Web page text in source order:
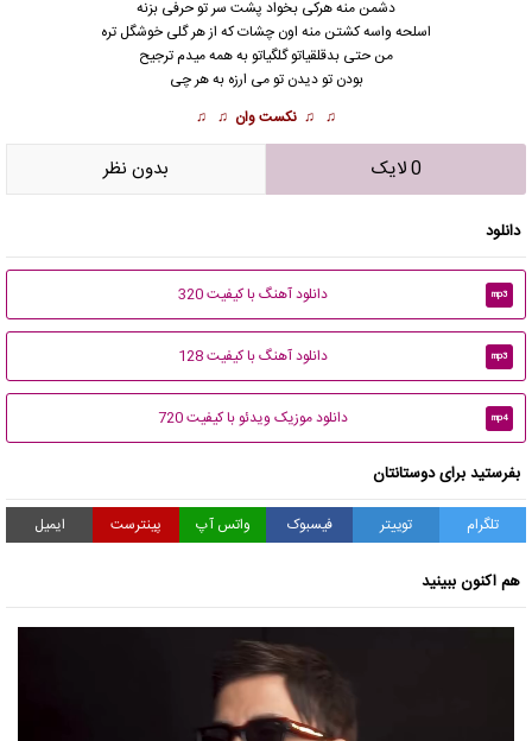
دشمن منه هرکی بخواد پشت سر تو حرفی بزنه
اسلحه واسه کشتن منه اون چشات که از هر گلی خوشگل تره
من حتی بدقلقیاتو گلگیاتو به همه میدم ترجیح
بودن تو دیدن تو می ارزه به هر چی
♫ ♫ نکست وان ♫ ♫
0 لایک بدون نظر
دانلود
mp3 دانلود آهنگ با کیفیت 320
mp3 دانلود آهنگ با کیفیت 128
mp4 دانلود موزیک ویدئو با کیفیت 720
بفرستید برای دوستانتان
تلگرام توییتر فیسبوک واتس آپ پینترست ایمیل
هم اکنون ببینید